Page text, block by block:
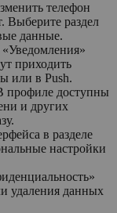
телефон
Выберите раздел
данные.
«Уведомления»
приходить
или в Push.
профиле доступны
и других
в разделе
настройки
удаления данных